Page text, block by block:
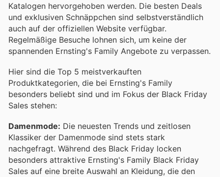
Katalogen hervorgehoben werden. Die besten Deals
und exklusiven Schnäppchen sind selbstverständlich
auch auf der offiziellen Website verfügbar.
Regelmäßige Besuche lohnen sich, um keine der
spannenden Ernsting's Family Angebote zu verpassen.
Hier sind die Top 5 meistverkauften
Produktkategorien, die bei Ernsting's Family
besonders beliebt sind und im Fokus der Black Friday
Sales stehen:
Damenmode: Die neuesten Trends und zeitlosen
Klassiker der Damenmode sind stets stark
nachgefragt. Während des Black Friday locken
besonders attraktive Ernsting's Family Black Friday
Sales auf eine breite Auswahl an Kleidung, die den